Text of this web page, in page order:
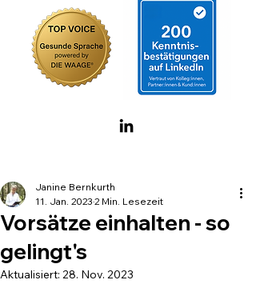
Vorsätze einhalten - so
gelingt's
Janine Bernkurth
11. Jan. 2023 2 Min. Lesezeit
Aktualisiert: 28. Nov. 2023